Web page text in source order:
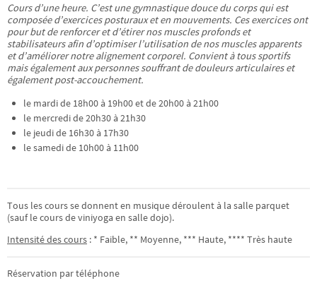
Cours d’une heure. C’est une gymnastique douce du corps qui est
composée d’exercices posturaux et en mouvements. Ces exercices ont
pour but de renforcer et d’étirer nos muscles profonds et
stabilisateurs afin d’optimiser l’utilisation de nos muscles apparents
et d’améliorer notre alignement corporel. Convient à tous sportifs
mais également aux personnes souffrant de douleurs articulaires et
également post-accouchement.
le mardi de 18h00 à 19h00 et de 20h00 à 21h00
le mercredi de 20h30 à 21h30
le jeudi de 16h30 à 17h30
le samedi de 10h00 à 11h00
Tous les cours se donnent en musique déroulent à la salle parquet
(sauf le cours de viniyoga en salle dojo).
Intensité des cours : * Faible, ** Moyenne, *** Haute, **** Très haute
Réservation par téléphone